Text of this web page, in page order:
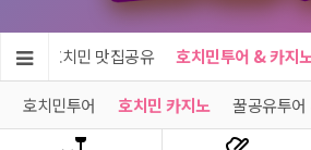
보 호치민 맛집공유 호치민투어 & 카지
호치민투어 호치민 카지노 꿀공유투어